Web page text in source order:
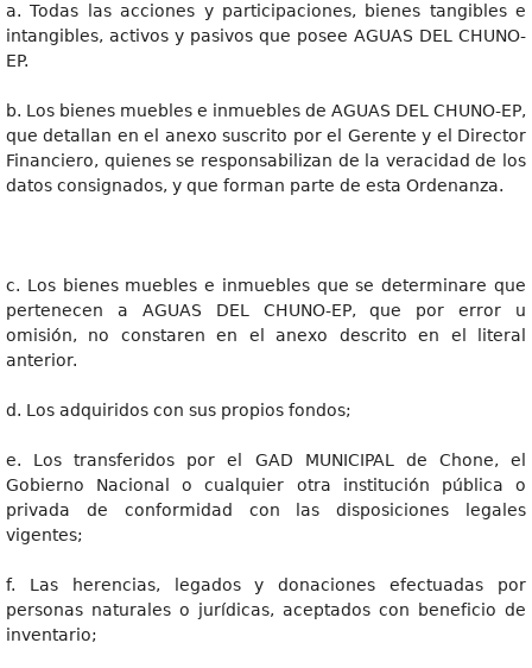
a. Todas las acciones y participaciones, bienes tangibles e
intangibles, activos y pasivos que posee AGUAS DEL CHUNO-
EP.
b. Los bienes muebles e inmuebles de AGUAS DEL CHUNO-EP,
que detallan en el anexo suscrito por el Gerente y el Director
Financiero, quienes se responsabilizan de la veracidad de los
datos consignados, y que forman parte de esta Ordenanza.
c. Los bienes muebles e inmuebles que se determinare que
pertenecen a AGUAS DEL CHUNO-EP, que por error u
omisión, no constaren en el anexo descrito en el literal
anterior.
d. Los adquiridos con sus propios fondos;
e. Los transferidos por el GAD MUNICIPAL de Chone, el
Gobierno Nacional o cualquier otra institución pública o
privada de conformidad con las disposiciones legales
vigentes;
f. Las herencias, legados y donaciones efectuadas por
personas naturales o jurídicas, aceptados con beneficio de
inventario;